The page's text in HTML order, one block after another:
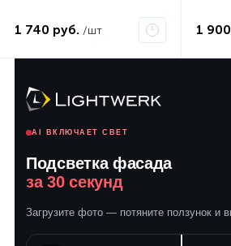
1 740 руб. /шт 1
AI ВКЛЮЧАЕТ СВЕТ
Подсветка фасада
за 30 секунд
Загрузите фото — потяните ползунок и